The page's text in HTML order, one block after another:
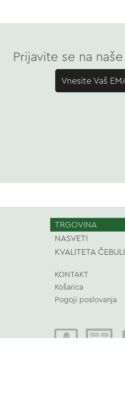
Prijavite se na
Vnesite Vaš
TRGOVINA
NASVETI
KVALITETA
KONTAKT
Košarica
Pogoji poslovanja